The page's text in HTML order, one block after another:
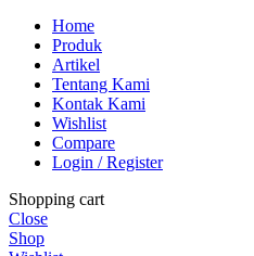
Home
Produk
Artikel
Tentang Kami
Kontak Kami
Wishlist
Compare
Login / Register
Shopping cart
Close
Shop